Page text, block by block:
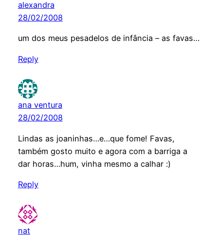
alexandra
28/02/2008
um dos meus pesadelos de infância – as favas…
Reply
ana ventura
28/02/2008
Lindas as joaninhas…e…que fome! Favas,
também gosto muito e agora com a barriga a
dar horas…hum, vinha mesmo a calhar :)
Reply
nat